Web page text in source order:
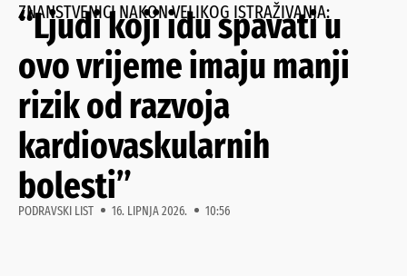
ZNANSTVENICI NAKON VELIKOG ISTRAŽIVANJA:
“Ljudi koji idu spavati u
ovo vrijeme imaju manji
rizik od razvoja
kardiovaskularnih
bolesti”
PODRAVSKI LIST 16. LIPNJA 2026. 10:56